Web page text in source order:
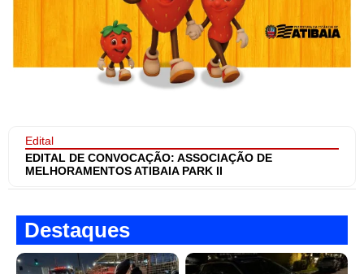
Edital
EDITAL DE CONVOCAÇÃO: ASSOCIAÇÃO DE
MELHORAMENTOS ATIBAIA PARK II
Destaques